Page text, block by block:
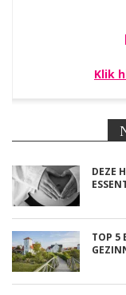
Klik
DEZE
TOP 5